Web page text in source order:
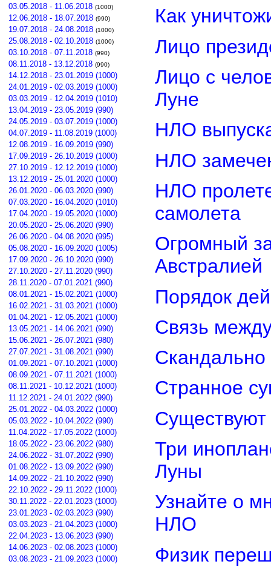
03.05.2018 - 11.06.2018 (1000)
12.06.2018 - 18.07.2018 (990)
19.07.2018 - 24.08.2018 (1000)
25.08.2018 - 02.10.2018 (1000)
03.10.2018 - 07.11.2018 (990)
08.11.2018 - 13.12.2018 (990)
14.12.2018 - 23.01.2019 (1000)
24.01.2019 - 02.03.2019 (1000)
03.03.2019 - 12.04.2019 (1010)
13.04.2019 - 23.05.2019 (990)
24.05.2019 - 03.07.2019 (1000)
04.07.2019 - 11.08.2019 (1000)
12.08.2019 - 16.09.2019 (990)
17.09.2019 - 26.10.2019 (1000)
27.10.2019 - 12.12.2019 (1000)
13.12.2019 - 25.01.2020 (1000)
26.01.2020 - 06.03.2020 (990)
07.03.2020 - 16.04.2020 (1010)
17.04.2020 - 19.05.2020 (1000)
20.05.2020 - 25.06.2020 (990)
26.06.2020 - 04.08.2020 (995)
05.08.2020 - 16.09.2020 (1005)
17.09.2020 - 26.10.2020 (990)
27.10.2020 - 27.11.2020 (990)
28.11.2020 - 07.01.2021 (990)
08.01.2021 - 15.02.2021 (1000)
16.02.2021 - 31.03.2021 (1000)
01.04.2021 - 12.05.2021 (1000)
13.05.2021 - 14.06.2021 (990)
15.06.2021 - 26.07.2021 (980)
27.07.2021 - 31.08.2021 (990)
01.09.2021 - 07.10.2021 (1000)
08.09.2021 - 07.11.2021 (1000)
08.11.2021 - 10.12.2021 (1000)
11.12.2021 - 24.01.2022 (990)
25.01.2022 - 04.03.2022 (1000)
05.03.2022 - 10.04.2022 (990)
11.04.2022 - 17.05.2022 (1000)
18.05.2022 - 23.06.2022 (980)
24.06.2022 - 31.07.2022 (990)
01.08.2022 - 13.09.2022 (990)
14.09.2022 - 21.10.2022 (990)
22.10.2022 - 29.11.2022 (1000)
30.11.2022 - 22.01.2023 (1000)
23.01.2023 - 02.03.2023 (990)
03.03.2023 - 21.04.2023 (1000)
22.04.2023 - 13.06.2023 (990)
14.06.2023 - 02.08.2023 (1000)
03.08.2023 - 21.09.2023 (1000)
Как
Лицо
Лицо с
Луне
НЛО
НЛО
НЛО
самолета
Огромный
Австралией
Порядок
Связь
Странное
Три
Луны
Узнайте о
НЛО
Физик